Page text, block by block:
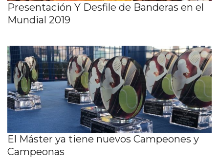
Presentación Y Desfile de Banderas en el
Mundial 2019
El Máster ya tiene nuevos Campeones y
Campeonas